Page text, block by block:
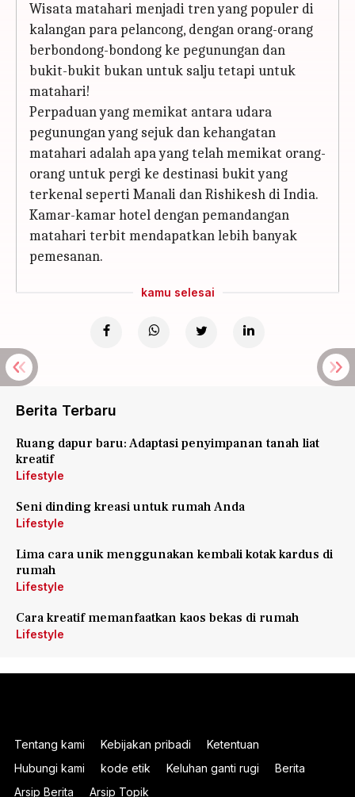
Wisata matahari menjadi tren yang populer di
kalangan para pelancong, dengan orang-orang
berbondong-bondong ke pegunungan dan
bukit-bukit bukan untuk salju tetapi untuk
matahari!
Perpaduan yang memikat antara udara
pegunungan yang sejuk dan kehangatan
matahari adalah apa yang telah memikat orang-
orang untuk pergi ke destinasi bukit yang
terkenal seperti Manali dan Rishikesh di India.
Kamar-kamar hotel dengan pemandangan
matahari terbit mendapatkan lebih banyak
pemesanan.
kamu selesai
Berita Terbaru
Ruang dapur baru: Adaptasi penyimpanan tanah liat
kreatif
Lifestyle
Seni dinding kreasi untuk rumah Anda
Lifestyle
Lima cara unik menggunakan kembali kotak kardus di
rumah
Lifestyle
Cara kreatif memanfaatkan kaos bekas di rumah
Lifestyle
Tentang kami Kebijakan pribadi
Ketentuan
Hubungi kami
kode etik Keluhan ganti rugi
Berita
Arsip Berita
Arsip Topik